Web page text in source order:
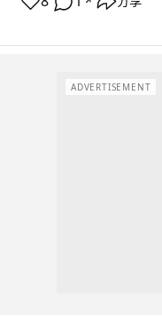
ADVERTISEMENT